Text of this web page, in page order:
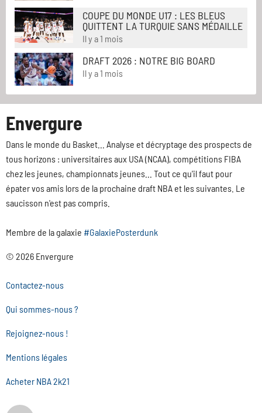
COUPE DU MONDE U17 : LES BLEUS
QUITTENT LA TURQUIE SANS MÉDAILLE
Il y a 1 mois
DRAFT 2026 : NOTRE BIG BOARD
Il y a 1 mois
Envergure
Dans le monde du Basket... Analyse et décryptage des prospects de
tous horizons : universitaires aux USA (NCAA), compétitions FIBA
chez les jeunes, championnats jeunes... Tout ce qu'il faut pour
épater vos amis lors de la prochaine draft NBA et les suivantes. Le
saucisson n'est pas compris.
Membre de la galaxie #GalaxiePosterdunk
© 2026 Envergure
Contactez-nous
Qui sommes-nous ?
Rejoignez-nous !
Mentions légales
Acheter NBA 2k21